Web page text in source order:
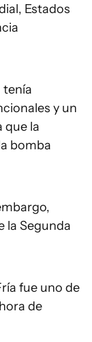
Estados
tenía
y un
que la
bomba
la Segunda
fue uno de
de